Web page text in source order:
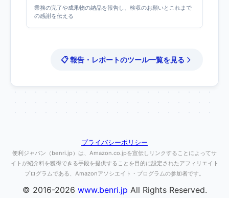
業務の完了や成果物の納品を報告し、検収のお願いとこれまで
の感謝を伝える
📋 報告・レポートのツール一覧を見る
プライバシーポリシー
便利ジャパン（benri.jp）は、Amazon.co.jpを宣伝しリンクすることによってサ
イトが紹介料を獲得できる手段を提供することを目的に設定されたアフィリエイト
プログラムである、Amazonアソシエイト・プログラムの参加者です。
© 2016-2026 www.benri.jp All Rights Reserved.